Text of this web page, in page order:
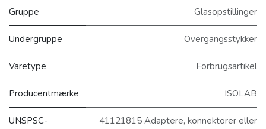
Gruppe Glasopstillinger
Undergruppe Overgangsstykker
Varetype Forbrugsartikel
Producentmærke ISOLAB
UNSPSC-
41121815 Adaptere, konnektorer eller